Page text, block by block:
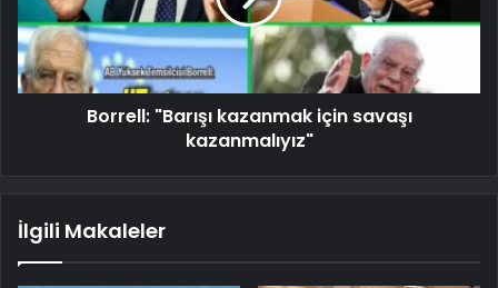
Borrell: "Barışı kazanmak için savaşı
kazanmalıyız"
İlgili Makaleler